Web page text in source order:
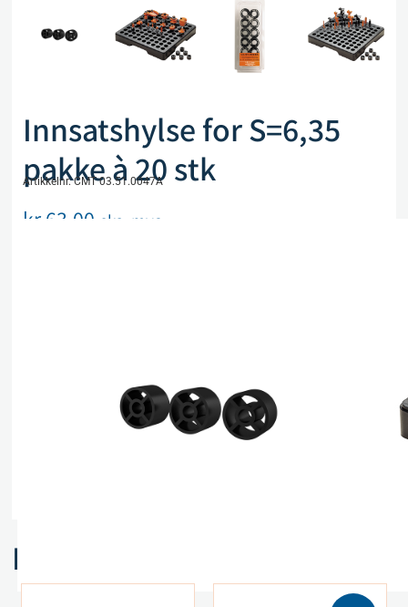
Innsatshylse for S=6,35
pakke à 20 stk
Artikkelnr. CMT 03.51.0047A
kr63,00 eks. mva
Beskrivelse
Relaterte produkter